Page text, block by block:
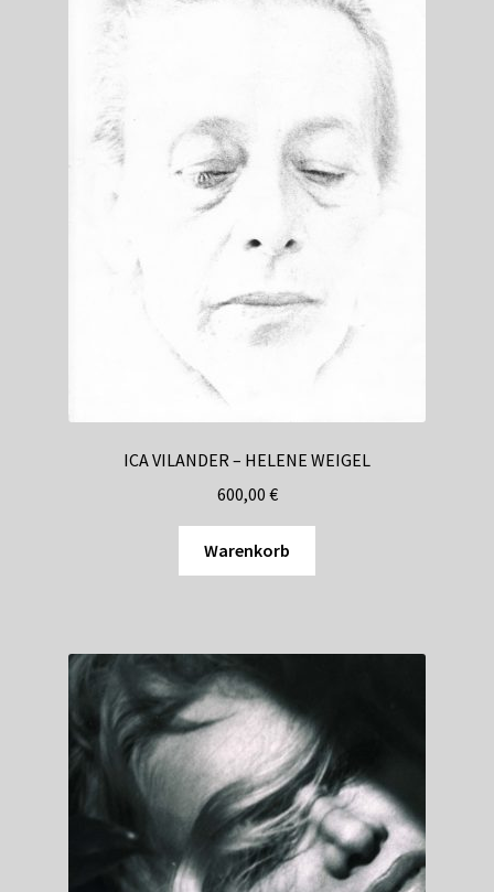
ICA VILANDER – HELENE WEIGEL
600,00 €
Warenkorb